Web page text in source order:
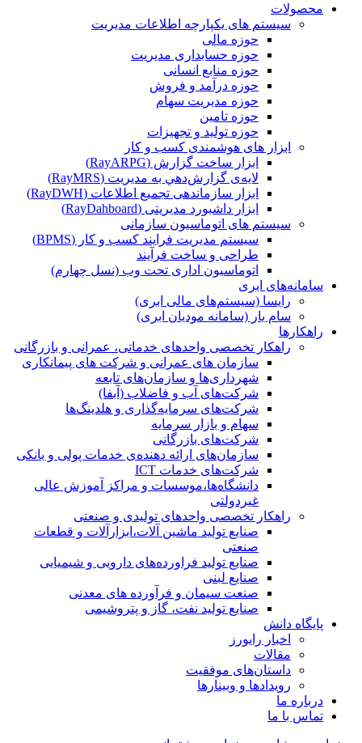
محصولات
سیستم های یکپارچه اطلاعات مدیریت
حوزه مالی
حوزه حسابداری مدیریت
حوزه منابع انسانی
حوزه درآمد و فروش
حوزه مدیریت سهام
حوزه تامین
حوزه تولید و تجهیزات
ابزار های هوشمندی کسب و کار
ابزار ساخت گزارش (RayARPG)
لایه‌ی گزارش‌دهي به مديريت (RayMRS)
ابزار سازماندهی تجمیع اطلاعات (RayDWH)
ابزار داشبورد مدیریتی (RayDahboard)
سیستم های اتوماسیون سازمانی
سیستم مدیریت فرایند کسب و کار (BPMS)
طراحی و ساخت فرآیند
اتوماسیون اداری تحت وب (نسل چهارم)
سامانه‌های ابری
رایسا (سیستم‌های مالی ابری)
سام یار (سامانه مودیان ابری)
راهکارها
راهکار تخصصی واحدهای خدماتی، عمرانی و بازرگانی
سازمان های عمرانی و شرکت های پیمانکاری
شهرداری‌ها و سازمان‌های تابعه
شرکت‌های آب و فاضلاب (آبفا)
شرکت‌های سرمایه‌گذاری و هلدینگ‌ها
سهام و بازار سرمایه
شرکت‌های بازرگانی
سازمان‌های ارائه دهنده‌ی خدمات پولی و بانکی
شرکت‌های خدمات ICT
دانشگاه‌ها،موسسات و مراکز آموزش عالی
غیردولتی
راهکار تخصصی واحدهای تولیدی و صنعتی
صنایع توليد ماشين آلات،ابزارآلات و قطعات
صنعتی
صنایع تولید فراورده‌های دارویی و شیمیایی
صنایع لبنی
صنعت سیمان و فرآورده های معدنی
صنایع تولید نفت، گاز و پتروشيمی
پایگاه دانش
اخبار رایورز
مقالات
داستان‌های موفقیت
رویدادها و وبینارها
درباره ما
تماس با ما